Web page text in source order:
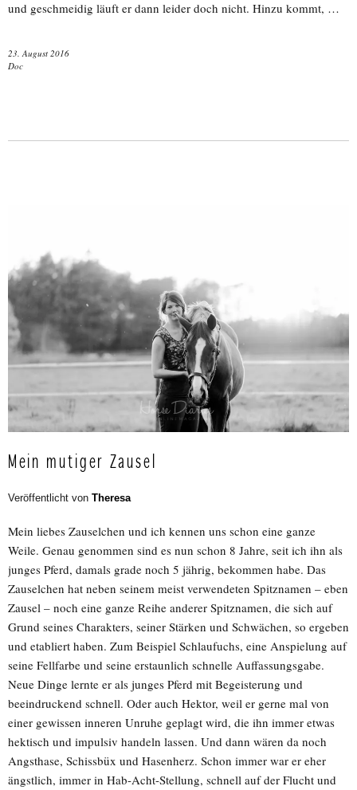
und geschmeidig läuft er dann leider doch nicht. Hinzu kommt, …
23. August 2016
Doc
Mein mutiger Zausel
Veröffentlicht von Theresa
Mein liebes Zauselchen und ich kennen uns schon eine ganze
Weile. Genau genommen sind es nun schon 8 Jahre, seit ich ihn als
junges Pferd, damals grade noch 5 jährig, bekommen habe. Das
Zauselchen hat neben seinem meist verwendeten Spitznamen – eben
Zausel – noch eine ganze Reihe anderer Spitznamen, die sich auf
Grund seines Charakters, seiner Stärken und Schwächen, so ergeben
und etabliert haben. Zum Beispiel Schlaufuchs, eine Anspielung auf
seine Fellfarbe und seine erstaunlich schnelle Auffassungsgabe.
Neue Dinge lernte er als junges Pferd mit Begeisterung und
beeindruckend schnell. Oder auch Hektor, weil er gerne mal von
einer gewissen inneren Unruhe geplagt wird, die ihn immer etwas
hektisch und impulsiv handeln lassen. Und dann wären da noch
Angsthase, Schissbüx und Hasenherz. Schon immer war er eher
ängstlich, immer in Hab-Acht-Stellung, schnell auf der Flucht und